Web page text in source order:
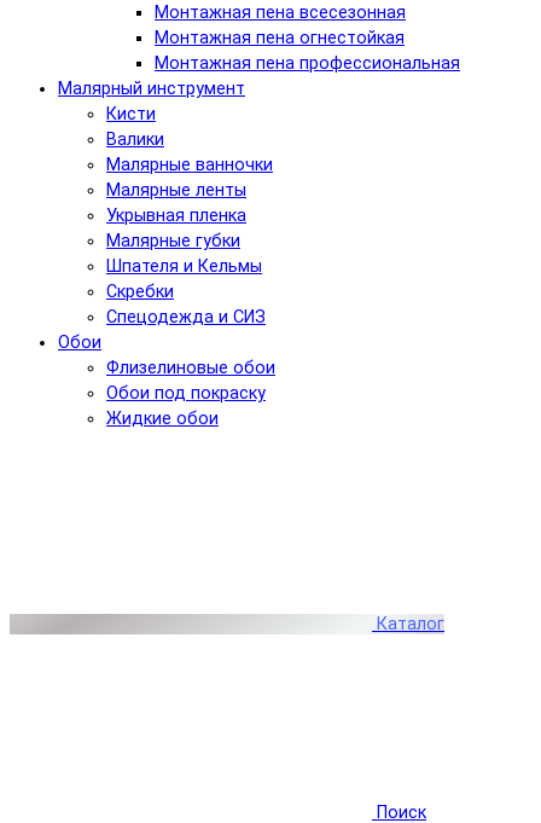
Монтажная пена всесезонная
Монтажная пена огнестойкая
Монтажная пена профессиональная
Малярный инструмент
Кисти
Валики
Малярные ванночки
Малярные ленты
Укрывная пленка
Малярные губки
Шпателя и Кельмы
Скребки
Спецодежда и СИЗ
Обои
Флизелиновые обои
Обои под покраску
Жидкие обои
Каталог
Поиск